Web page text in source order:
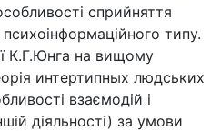
сприйняття
типу.
К.Г.Юнга на вищому
интертипных людських
взаємодій і
діяльності) за умови